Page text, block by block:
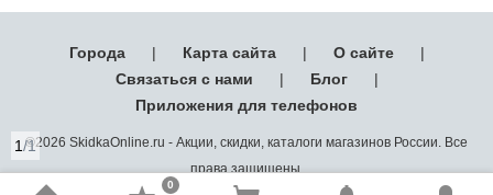
1/1
Города | Карта сайта | О сайте
|
Связаться с нами
| Блог
|
Приложения для телефонов
©2026 SkidkaOnline.ru - Акции, скидки, каталоги магазинов России. Все
права защищены.
0